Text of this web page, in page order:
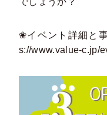
❀イベント詳細と
s://www.value-c.jp/